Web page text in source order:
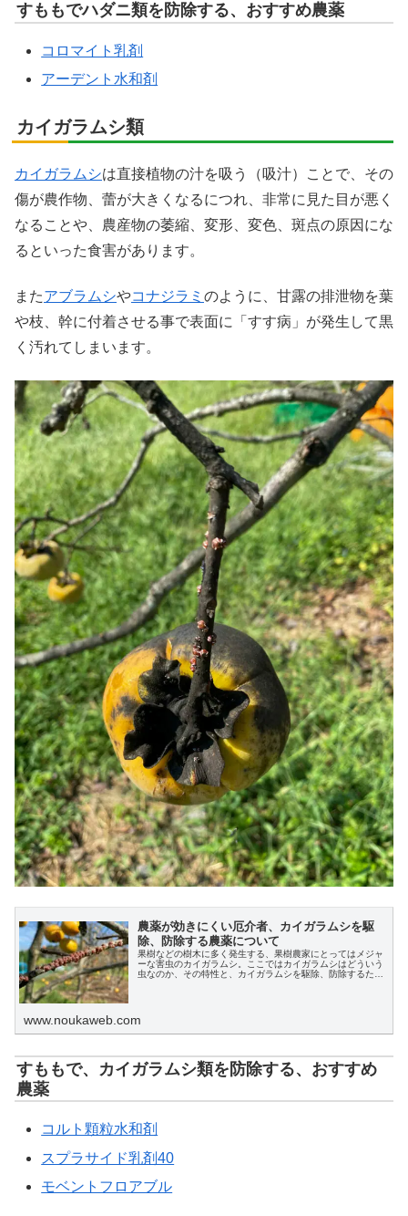
すももでハダニ類を防除する、おすすめ農薬
コロマイト乳剤
アーデント水和剤
カイガラムシ類
カイガラムシは直接植物の汁を吸う（吸汁）ことで、その
傷が農作物、蕾が大きくなるにつれ、非常に見た目が悪く
なることや、農産物の萎縮、変形、変色、斑点の原因にな
るといった食害があります。
またアブラムシやコナジラミ のように、甘露の排泄物を葉
や枝、幹に付着させる事で表面に「すす病」が発生して黒
く汚れてしまいます。
農薬が効きにくい厄介者、カイガラムシを駆
除、防除する農薬について
果樹などの樹木に多く発生する、果樹農家にとってはメジャ
ーな害虫のカイガラムシ。ここではカイガラムシはどういう
虫なのか、その特性と、カイガラムシを駆除、防除するため
www.noukaweb.com
すももで、カイガラムシ類を防除する、おすすめ
農薬
コルト顆粒水和剤
スプラサイド乳剤40
モベントフロアブル